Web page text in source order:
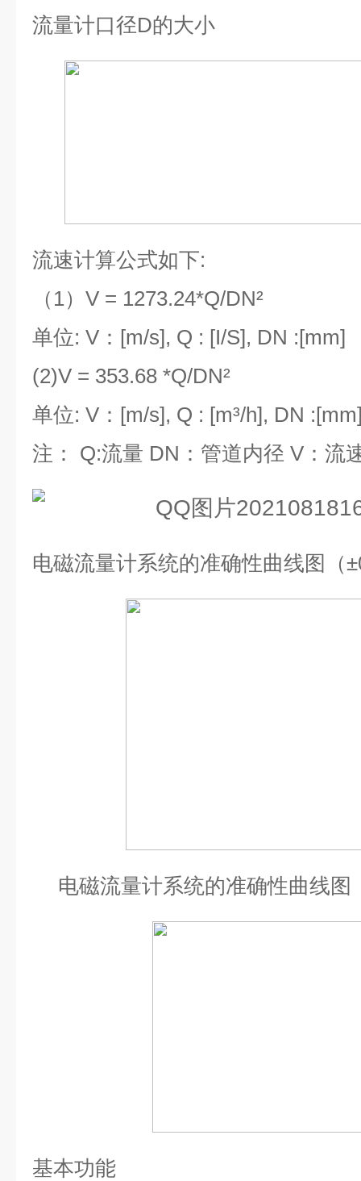
流量计口径D的大小
流速计算公式如下:
（ 1） V = 1273.24*Q/DN²
单位: V ： [m/s], Q : [I/S], DN :[mm]
(2)V = 353.68 *Q/DN²
单位: V ： [m/s], Q : [m³/h], DN
注：
Q:流量 DN ：管道内径 V ：流
电磁流量计系统的准确性曲线图（±
电磁流量计系统的准确性曲线图
基本功能